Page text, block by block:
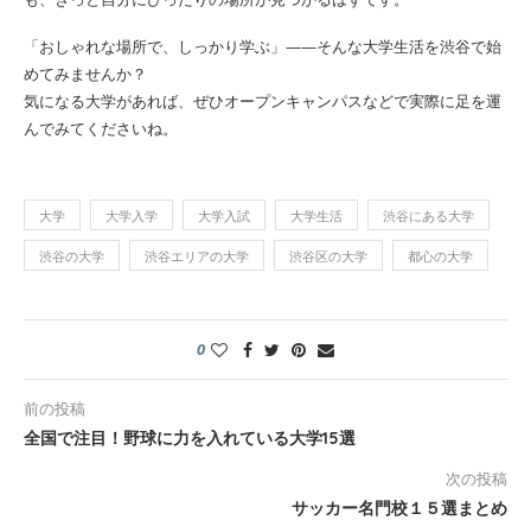
「おしゃれな場所で、しっかり学ぶ」——そんな大学生活を渋谷で始
めてみませんか？
気になる大学があれば、ぜひオープンキャンパスなどで実際に足を運
んでみてくださいね。
大学 大学入学 大学入試 大学生活 渋谷にある大学
渋谷の大学 渋谷エリアの大学 渋谷区の大学 都心の大学
0
前の投稿
全国で注目！野球に力を入れている大学15選
次の投稿
サッカー名門校１５選まとめ